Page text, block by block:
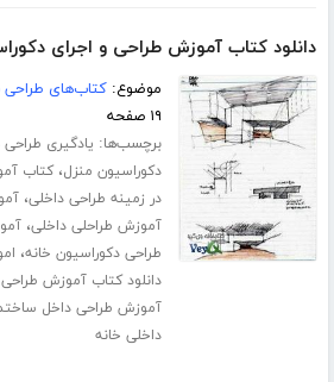
دانلود کتاب آموزش طراحی و اجرای
موضوع:کتاب‌های
۱۹ صفحه
برچسب‌ها: یادگیری
دکوراسیون منزل،کتاب
در زمینه طراحی داخلی،
آموزش طراحلی داخلی،
طراحی دکوراسیون خانه،
دانلود کتاب آموزش
آموزش طراحی داخل
داخلی خانه